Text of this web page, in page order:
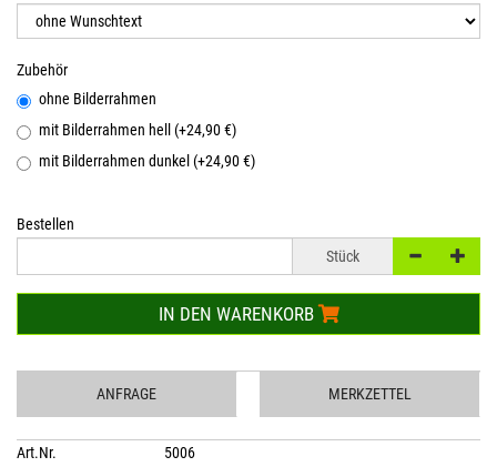
Zubehör
ohne Bilderrahmen
mit Bilderrahmen hell (+24,90 €)
mit Bilderrahmen dunkel (+24,90 €)
Bestellen
Stück
IN DEN WARENKORB
ANFRAGE MERKZETTEL
Art.Nr.
5006